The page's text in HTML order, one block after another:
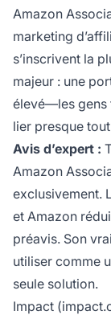
Amazon
marketing
s’inscrivent la
majeur : une
élevé—les gens
lier presque
Avis d’expert :
Amazon
exclusivement.
et Amazon
préavis. Son
utiliser comme
seule solution.
Impact